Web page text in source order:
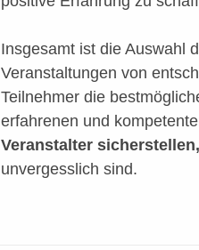
Insgesamt ist die Auswahl
Veranstaltungen von
Teilnehmer die
erfahrenen und
Veranstalter
unvergesslich sind.